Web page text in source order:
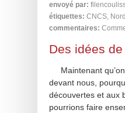
envoyé par:
étiquettes: CNCS, Nord
commentaires:
Des idées
Maintenant
devant nous,
découvertes et aux
pourrions faire